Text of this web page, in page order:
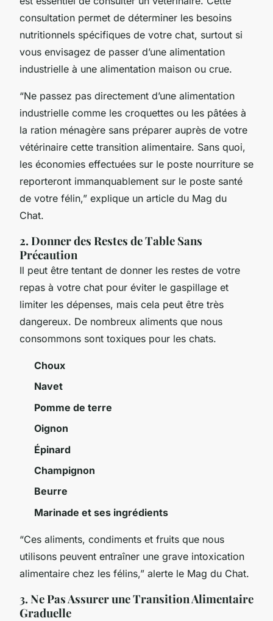
consultation permet de déterminer les besoins
nutritionnels spécifiques de votre chat, surtout si
vous envisagez de passer d’une alimentation
industrielle à une alimentation maison ou crue.
“Ne passez pas directement d’une alimentation
industrielle comme les croquettes ou les pâtées à
la ration ménagère sans préparer auprès de votre
vétérinaire cette transition alimentaire. Sans quoi,
les économies effectuées sur le poste nourriture se
reporteront immanquablement sur le poste santé
de votre félin,” explique un article du Mag du
Chat.
2. Donner des Restes de Table Sans
Précaution
Il peut être tentant de donner les restes de votre
repas à votre chat pour éviter le gaspillage et
limiter les dépenses, mais cela peut être très
dangereux. De nombreux aliments que nous
consommons sont toxiques pour les chats.
Choux
Navet
Pomme de terre
Oignon
Épinard
Champignon
Beurre
Marinade et ses ingrédients
“Ces aliments, condiments et fruits que nous
utilisons peuvent entraîner une grave intoxication
alimentaire chez les félins,” alerte le Mag du Chat.
3. Ne Pas Assurer une Transition Alimentaire
Graduelle